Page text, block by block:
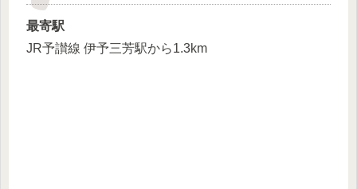
最寄駅
JR予讃線 伊予三芳駅から1.3km